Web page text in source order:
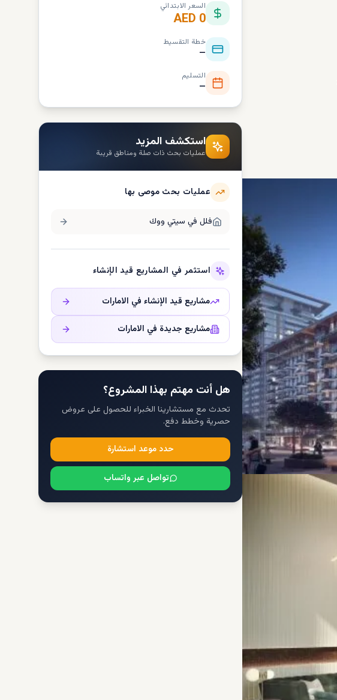
السعر الابتدائي
AED 0
خطة التقسيط
—
التسليم
—
استكشف المزيد
عمليات بحث ذات صلة ومناطق قريبة
عمليات بحث موصى بها
فلل في سيتي ووك
استثمر في المشاريع قيد الإنشاء
مشاريع قيد الإنشاء في الامارات
مشاريع جديدة في الامارات
هل أنت مهتم بهذا المشروع؟
تحدث مع مستشارينا الخبراء للحصول على عروض
حصرية وخطط دفع.
حدد موعد استشارة
تواصل عبر واتساب